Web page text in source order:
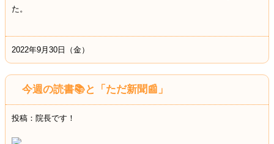
た。
2022年9月30日（金）
今週の読書📚と「ただ新聞📰」
投稿：院長です！